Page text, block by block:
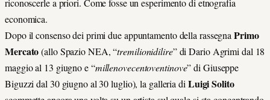
riconoscerle a priori. Come fosse un esperimento di etnografia
economica.
Dopo il consenso dei primi due appuntamento della rassegnaPrimo
Mercato(allo Spazio NEA, “tremilionidilire” di Dario Agrimi dal 18
maggio al 13 giugno e “millenovecentoventinove” di Giuseppe
Biguzzi dal 30 giugno al 30 luglio), la galleria di Luigi Solito